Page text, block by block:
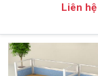
Liên hệ